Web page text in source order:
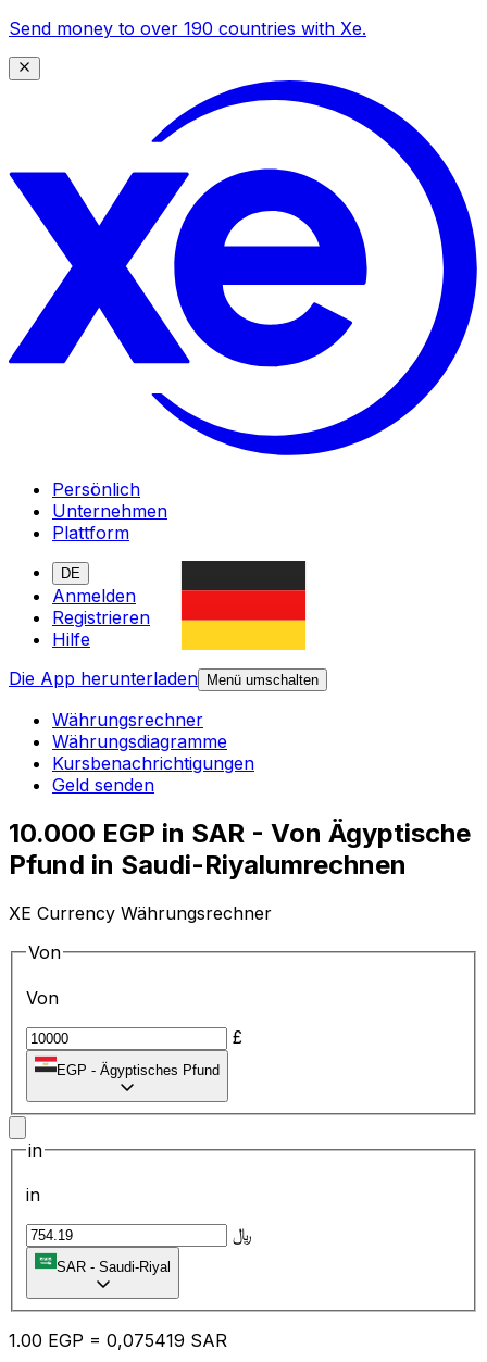
Send money to over 190 countries with Xe.
Persönlich
Unternehmen
Plattform
DE
Anmelden
Registrieren
Hilfe
Die App herunterladen
Menü umschalten
Währungsrechner
Währungsdiagramme
Kursbenachrichtigungen
Geld senden
10.000 EGP in SAR - Von Ägyptische
Pfund in Saudi-Riyalumrechnen
XE Currency Währungsrechner
Von
Von
£
EGP - Ägyptisches Pfund
in
in
﷼
SAR - Saudi-Riyal
1.00 EGP = 0,075419 SAR